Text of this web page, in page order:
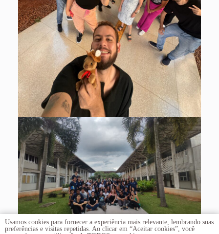
Usamos cookies para fornecer a experiência mais relevante, lembrando suas
preferências e visitas repetidas. Ao clicar em “Aceitar cookies”, você